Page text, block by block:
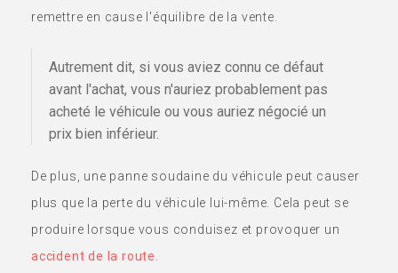
remettre en cause l'équilibre de la vente.
Autrement dit, si vous aviez connu ce défaut
avant l'achat, vous n'auriez probablement pas
acheté le véhicule ou vous auriez négocié un
prix bien inférieur.
De plus, une panne soudaine du véhicule peut causer
plus que la perte du véhicule lui-même. Cela peut se
produire lorsque vous conduisez et provoquer un
accident de la route